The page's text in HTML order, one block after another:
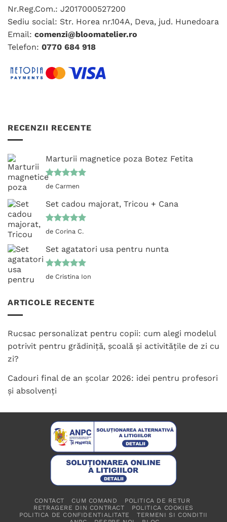
în
Nr.Reg.Com.: J2017000527200
Sediu social: Str. Horea nr.104A, Deva, jud. Hunedoara
Email: comenzi@bloomatelier.ro
Telefon: 0770 684 918
RECENZII RECENTE
Marturii magnetice poza Botez Fetita
Evaluat la
de Carmen
Set cadou majorat, Tricou + Cana
Evaluat la
de Corina C.
Set agatatori usa pentru nunta
Evaluat la
de Cristina Ion
ARTICOLE RECENTE
Rucsac personalizat pentru copii: cum alegi modelul
potrivit pentru grădiniță, școală și activitățile de zi cu
zi?
Cadouri final de an școlar 2026: idei pentru profesori
și absolvenți
CONTACT CUM COMAND
POLITICA DE RETUR
RETRAGERE DIN CONTRACT
POLITICA COOKIES
POLITICA DE CONFIDENTIALITATE
TERMENI SI CONDITII